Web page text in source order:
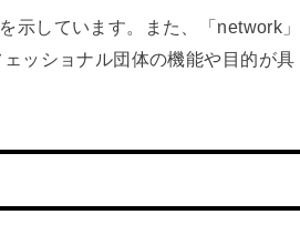
示しています。また、「network」
ッショナル団体の機能や目的が具